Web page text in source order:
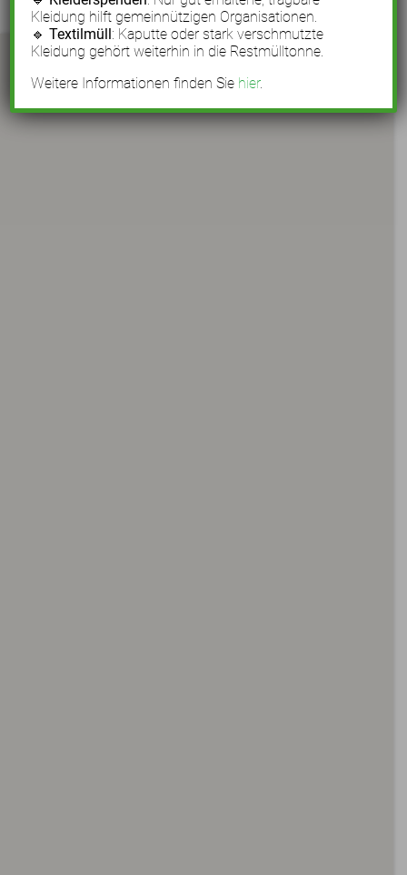
Kleidung hilft gemeinnützigen Organisationen.
🔹Textilmüll: Kaputte oder stark verschmutzte
Kleidung gehört weiterhin in die Restmülltonne.
Weitere Informationen finden Sie hier.